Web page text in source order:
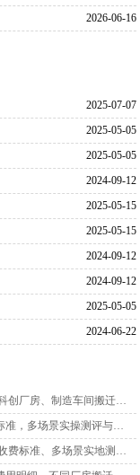
2026-06-16
2025-07-07
2025-05-05
2025-05-05
2024-09-12
2025-05-15
2025-05-15
2024-09-12
2024-09-12
2025-05-05
2024-06-22